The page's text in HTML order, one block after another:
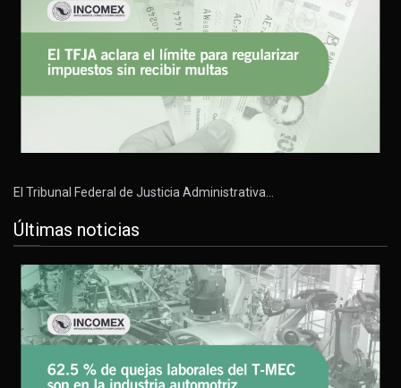
El Tribunal Federal de Justicia Administrativa…
Últimas noticias